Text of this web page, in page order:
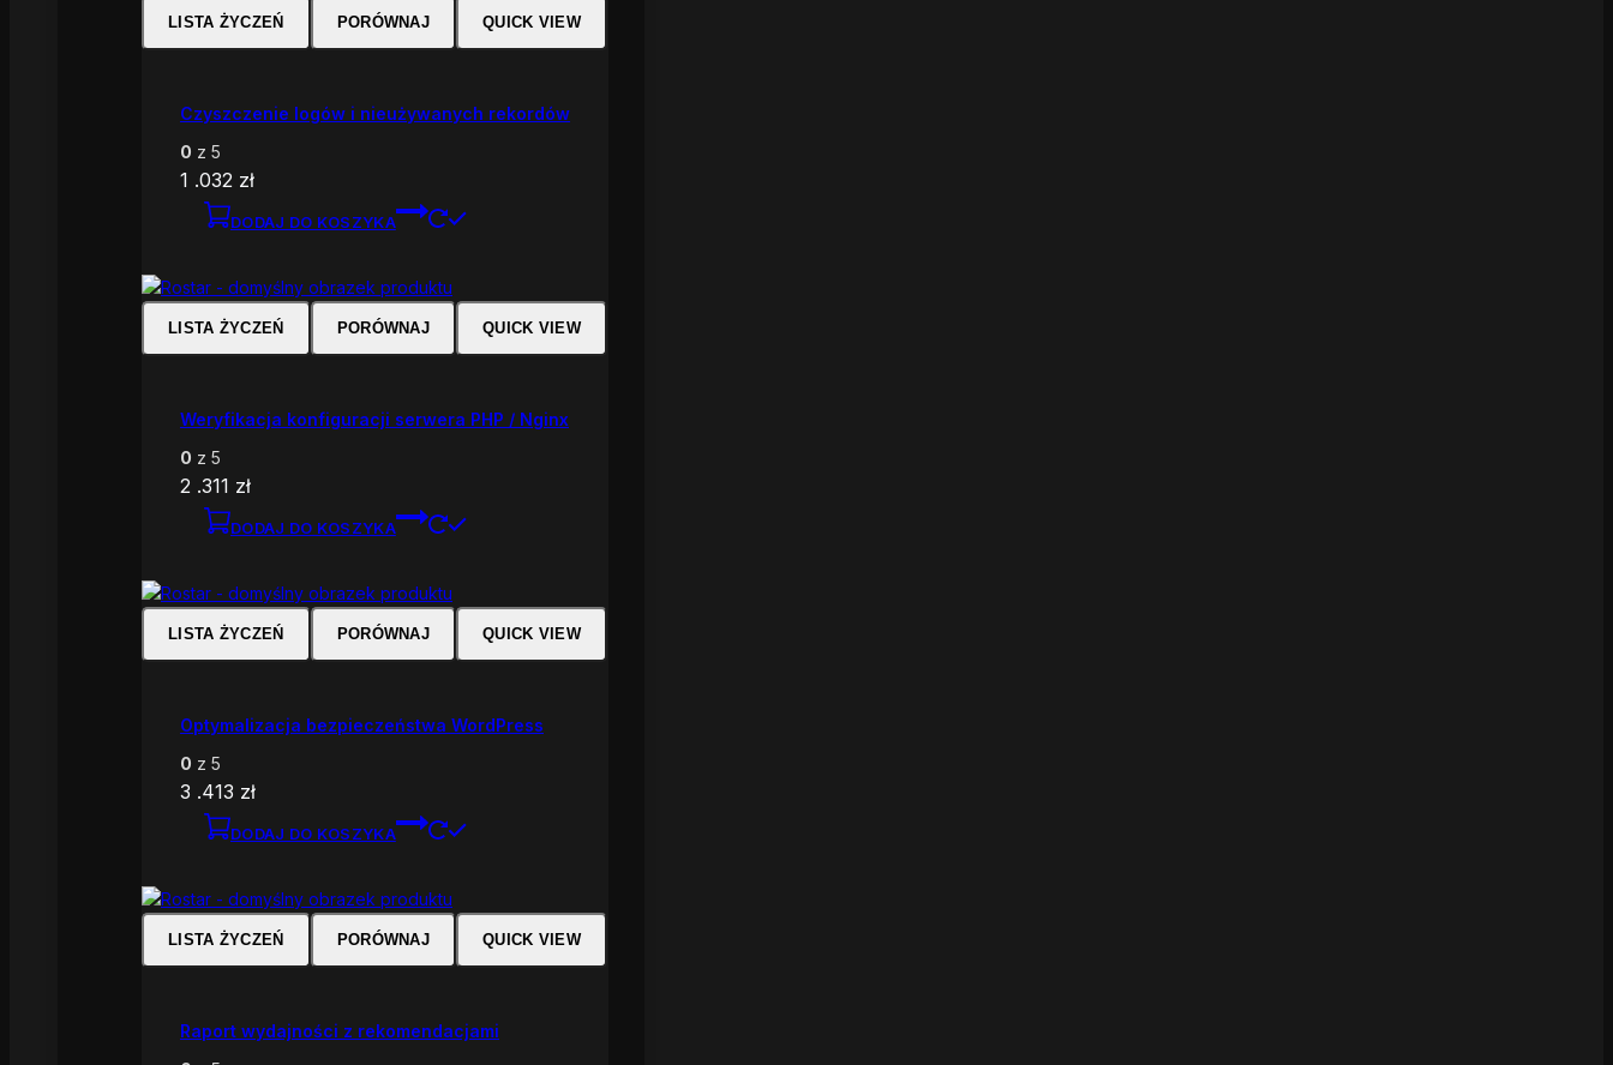
LISTA ŻYCZEŃ PORÓWNAJ QUICK VIEW
Czyszczenie logów i nieużywanych rekordów
0 z 5
1 .032 zł
DODAJ DO KOSZYKA
LISTA ŻYCZEŃ PORÓWNAJ QUICK VIEW
Weryfikacja konfiguracji serwera PHP / Nginx
0 z 5
2 .311 zł
DODAJ DO KOSZYKA
LISTA ŻYCZEŃ PORÓWNAJ QUICK VIEW
Optymalizacja bezpieczeństwa WordPress
0 z 5
3 .413 zł
DODAJ DO KOSZYKA
LISTA ŻYCZEŃ PORÓWNAJ QUICK VIEW
Raport wydajności z rekomendacjami